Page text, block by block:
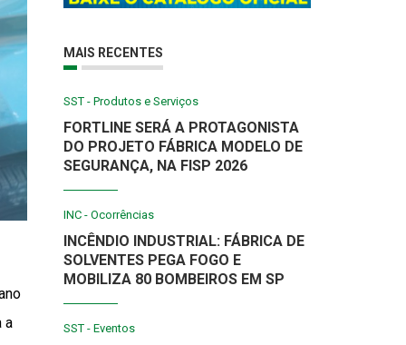
a
MAIS RECENTES
SST - Produtos e Serviços
FORTLINE SERÁ A PROTAGONISTA
DO PROJETO FÁBRICA MODELO DE
SEGURANÇA, NA FISP 2026
INC - Ocorrências
INCÊNDIO INDUSTRIAL: FÁBRICA DE
SOLVENTES PEGA FOGO E
MOBILIZA 80 BOMBEIROS EM SP
SST - Eventos